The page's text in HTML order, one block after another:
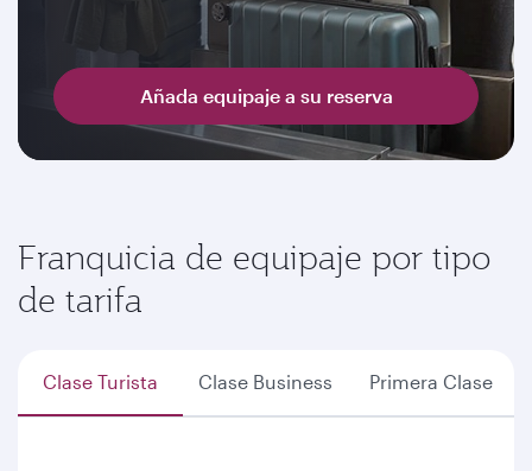
Añada equipaje a su reserva
Franquicia de equipaje por tipo
de tarifa
Clase Turista Clase Business Primera Clase